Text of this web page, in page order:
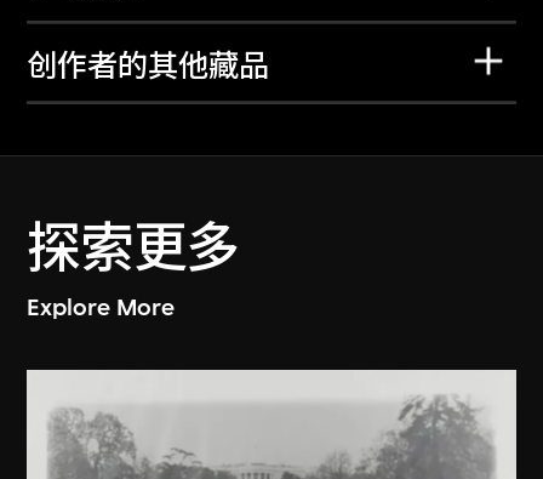
创作者的其他藏品
探索更多
Explore More